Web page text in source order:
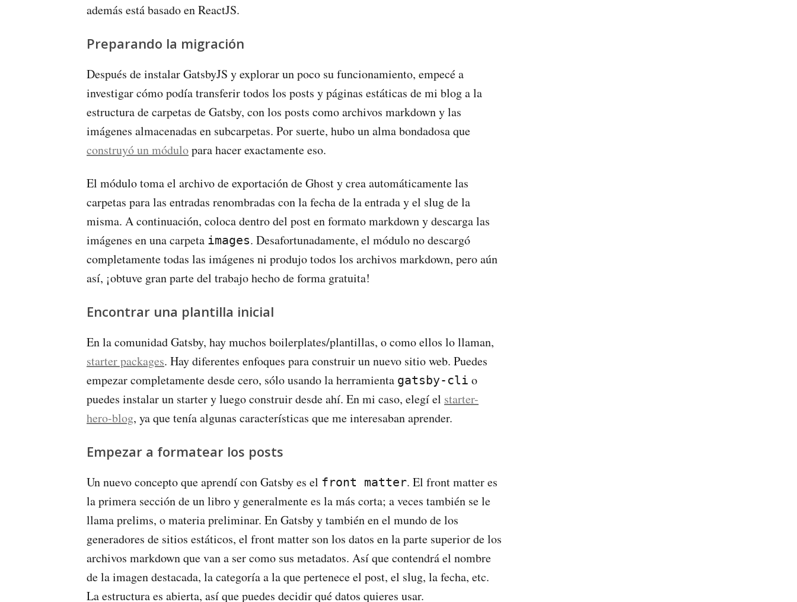
además está basado en ReactJS.
Preparando la migración
Después de instalar GatsbyJS y explorar un poco su funcionamiento, empecé a
investigar cómo podía transferir todos los posts y páginas estáticas de mi blog a la
estructura de carpetas de Gatsby, con los posts como archivos markdown y las
imágenes almacenadas en subcarpetas. Por suerte, hubo un alma bondadosa que
construyó un módulopara hacer exactamente eso.
El módulo toma el archivo de exportación de Ghost y crea automáticamente las
carpetas para las entradas renombradas con la fecha de la entrada y el slug de la
misma. A continuación, coloca dentro del post en formato markdown y descarga las
imágenes en una carpeta images. Desafortunadamente, el módulo no descargó
completamente todas las imágenes ni produjo todos los archivos markdown, pero aún
así, ¡obtuve gran parte del trabajo hecho de forma gratuita!
Encontrar una plantilla inicial
En la comunidad Gatsby, hay muchos boilerplates/plantillas, o como ellos lo llaman,
starter packages. Hay diferentes enfoques para construir un nuevo sitio web. Puedes
empezar completamente desde cero, sólo usando la herramienta gatsby-cli o
puedes instalar un starter y luego construir desde ahí. En mi caso, elegí el starter-
hero-blog, ya que tenía algunas características que me interesaban aprender.
Empezar a formatear los posts
Un nuevo concepto que aprendí con Gatsby es el front matter. El front matter es
la primera sección de un libro y generalmente es la más corta; a veces también se le
llama prelims, o materia preliminar. En Gatsby y también en el mundo de los
generadores de sitios estáticos, el front matter son los datos en la parte superior de los
archivos markdown que van a ser como sus metadatos. Así que contendrá el nombre
de la imagen destacada, la categoría a la que pertenece el post, el slug, la fecha, etc.
La estructura es abierta, así que puedes decidir qué datos quieres usar.